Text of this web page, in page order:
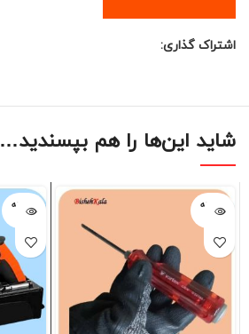
اشتراک گذاری:
شاید این‌ها را هم بپسندید…
فروخته
شده
فروخته
شده